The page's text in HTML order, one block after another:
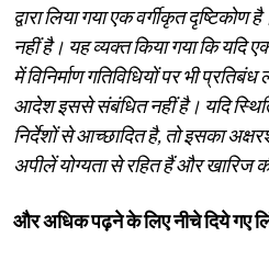
द्वारा लिया गया एक वर्गीकृत
नहीं है। यह व्यक्त किया गया कि यदि
में विनिर्माण गतिविधियों पर भी
आदेश इससे संबंधित नहीं है। यदि
निर्देशों से आच्छादित है, तो इसका
अपीलें योग्यता से रहित हैं और खारिज
और अधिक पढ़ने के लिए नीचे दिये गए